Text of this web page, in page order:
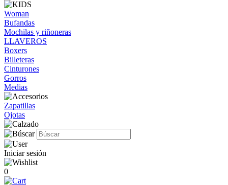
Woman
Bufandas
Mochilas y riñoneras
LLAVEROS
Boxers
Billeteras
Cinturones
Gorros
Medias
Zapatillas
Ojotas
Iniciar sesión
0